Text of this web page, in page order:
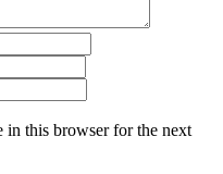
in this browser for the next